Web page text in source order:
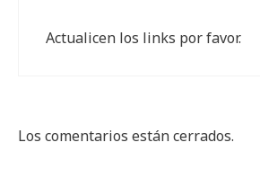
Actualicen los links por favor.
Los comentarios están cerrados.